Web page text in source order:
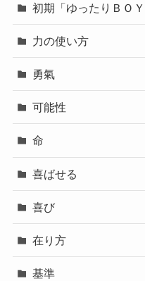
初期「ゆったりＢＯＹ
力の使い方
勇氣
可能性
命
喜ばせる
喜び
在り方
基準